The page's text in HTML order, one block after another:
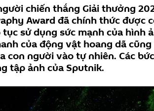
chiến thắng Giải thưởng
Award đã chính thức được
sử dụng sức mạnh của hình
của động vật hoang dã
con người vào tự nhiên. Các
tập ảnh của Sputnik.